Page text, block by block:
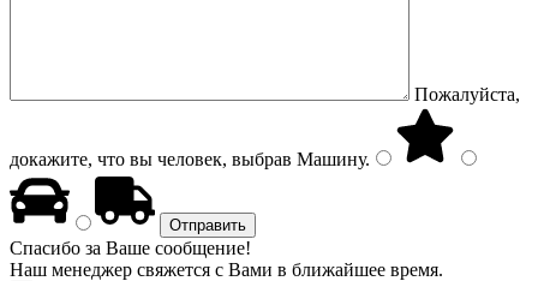
Пожалуйста,
докажите, что вы человек, выбрав Машину.
Спасибо за Ваше сообщение!
Наш менеджер свяжется с Вами в ближайшее время.